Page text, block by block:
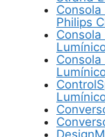
Philips